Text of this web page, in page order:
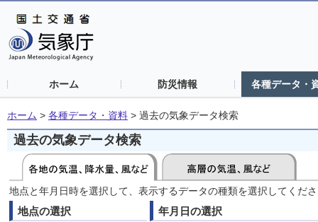
ホーム 防災情報 各種データ・
ホーム > 各種データ・資料 > 過去の気象データ検索
過去の気象データ検索
地点と年月日時を選択して、表示するデータの種類を選択してくだ
地点の選択 年月日の選択